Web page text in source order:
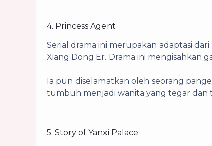
4. Princess Agent
Serial drama ini merupakan adaptasi
Xiang Dong Er. Drama ini mengisahkan
Ia pun diselamatkan oleh seorang
tumbuh menjadi wanita yang tegar dan
5. Story of Yanxi Palace